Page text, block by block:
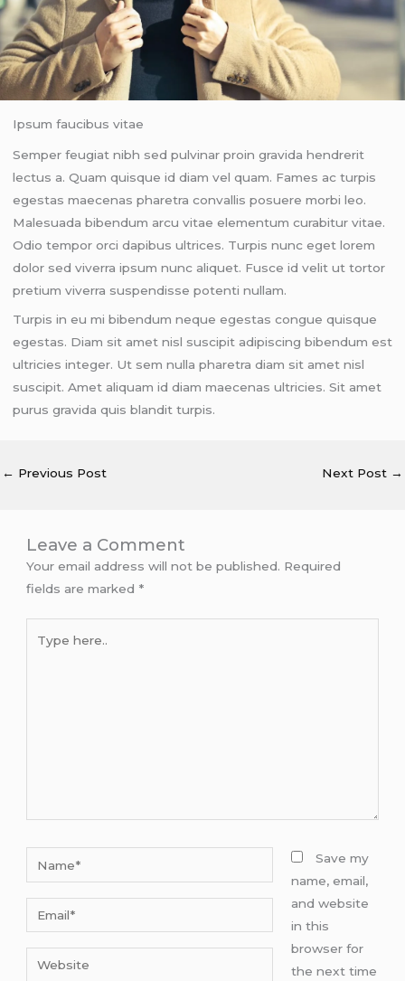
Ipsum faucibus vitae
Semper feugiat nibh sed pulvinar proin gravida hendrerit
lectus a. Quam quisque id diam vel quam. Fames ac turpis
egestas maecenas pharetra convallis posuere morbi leo.
Malesuada bibendum arcu vitae elementum curabitur vitae.
Odio tempor orci dapibus ultrices. Turpis nunc eget lorem
dolor sed viverra ipsum nunc aliquet. Fusce id velit ut tortor
pretium viverra suspendisse potenti nullam.
Turpis in eu mi bibendum neque egestas congue quisque
egestas. Diam sit amet nisl suscipit adipiscing bibendum est
ultricies integer. Ut sem nulla pharetra diam sit amet nisl
suscipit. Amet aliquam id diam maecenas ultricies. Sit amet
purus gravida quis blandit turpis.
← Previous Post Next Post →
Leave a Comment
Your email address will not be published. Required
fields are marked *
here..
Website
Save my
name, email,
and website
in this
browser for
the next time